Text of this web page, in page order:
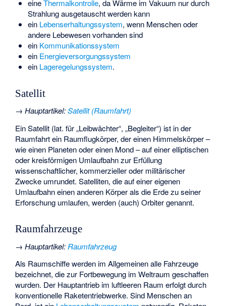
eineThermalkontrolle, da Wärme im Vakuum nur durch
Strahlung ausgetauscht werden kann
ein Lebenserhaltungssystem, wenn Menschen oder
andere Lebewesen vorhanden sind
ein Kommunikationssystem
ein Energieversorgungssystem
ein Lageregelungssystem.
Satellit
→Hauptartikel:Satellit (Raumfahrt)
Ein Satellit (lat. für „Leibwächter“, „Begleiter“) ist in der
Raumfahrt ein Raumflugkörper, der einen Himmelskörper –
wie einen Planeten oder einen Mond – auf einer elliptischen
oder kreisförmigen Umlaufbahn zur Erfüllung
wissenschaftlicher, kommerzieller oder militärischer
Zwecke umrundet. Satelliten, die auf einer eigenen
Umlaufbahn einen anderen Körper als die Erde zu seiner
Erforschung umlaufen, werden (auch) Orbiter genannt.
Raumfahrzeuge
→Hauptartikel: Raumfahrzeug
Als Raumschiffe werden im Allgemeinen alle Fahrzeuge
bezeichnet, die zur Fortbewegung im Weltraum geschaffen
wurden. Der Hauptantrieb im luftleeren Raum erfolgt durch
konventionelle Raketentriebwerke. Sind Menschen an